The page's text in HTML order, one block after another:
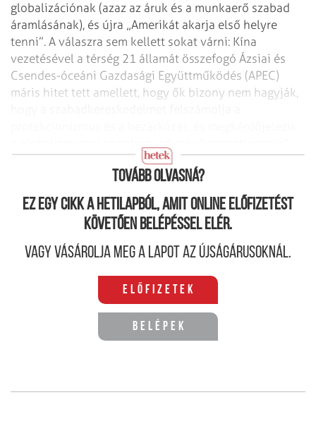
globalizációnak (azaz az áruk és a munkaerő szabad
áramlásának), és újra „Amerikát akarja első helyre
tenni”. A válaszra sem kellett sokat várni: Kína
vezetésével a térség 21 államát összefogó Ázsiai és
Csendes-óceáni Gazdasági Együttműködés (APEC)
máris hitet tett amellett, hogy ők bizony nem hagyják,
Tovább olvasná?
Ez egy cikk a hetilapból, amit online előfizetést
követően belépéssel elér.
Vagy vásárolja meg a lapot az újságárusoknál.
Előfizetek
Belépek